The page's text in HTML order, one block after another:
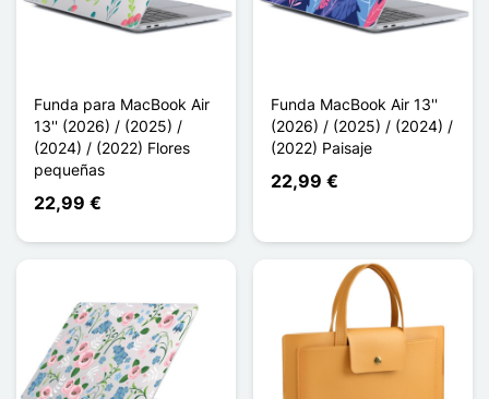
Funda para MacBook Air
13'' (2026) / (2025) /
(2024) / (2022) Flores
pequeñas
22,99 €
Funda MacBook Air 13''
(2026) / (2025) / (2024) /
(2022) Paisaje
22,99 €